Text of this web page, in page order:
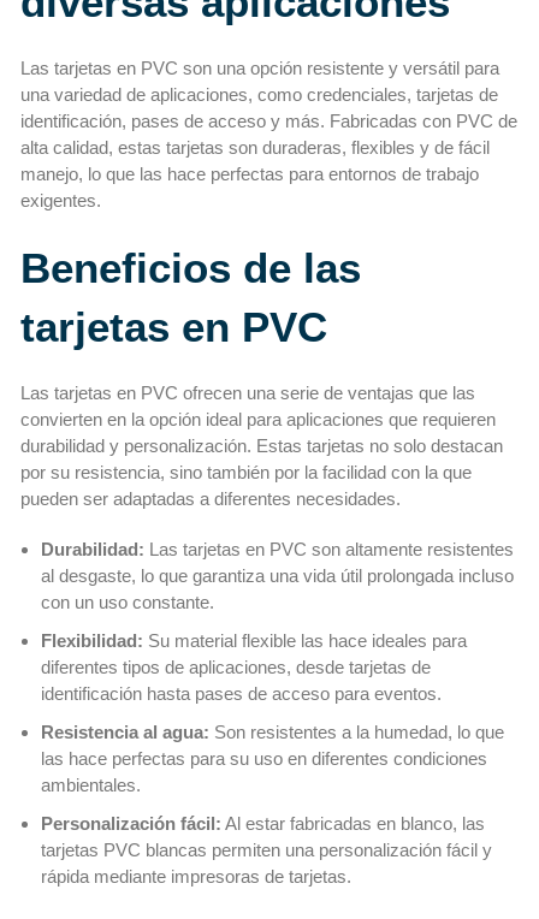
Las tarjetas en PVC son una opción resistente y versátil para
una variedad de aplicaciones, como credenciales, tarjetas de
identificación, pases de acceso y más. Fabricadas con PVC de
alta calidad, estas tarjetas son duraderas, flexibles y de fácil
manejo, lo que las hace perfectas para entornos de trabajo
exigentes.
Beneficios de las
tarjetas en PVC
Las tarjetas en PVC ofrecen una serie de ventajas que las
convierten en la opción ideal para aplicaciones que requieren
durabilidad y personalización. Estas tarjetas no solo destacan
por su resistencia, sino también por la facilidad con la que
pueden ser adaptadas a diferentes necesidades.
Durabilidad: Las tarjetas en PVC son altamente resistentes
al desgaste, lo que garantiza una vida útil prolongada incluso
con un uso constante.
Flexibilidad: Su material flexible las hace ideales para
diferentes tipos de aplicaciones, desde tarjetas de
identificación hasta pases de acceso para eventos.
Resistencia al agua: Son resistentes a la humedad, lo que
las hace perfectas para su uso en diferentes condiciones
ambientales.
Personalización fácil: Al estar fabricadas en blanco, las
tarjetas PVC blancas permiten una personalización fácil y
rápida mediante impresoras de tarjetas.